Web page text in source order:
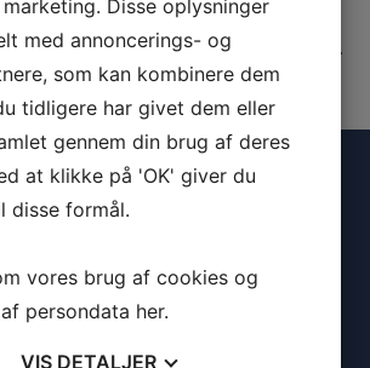
også sende en e-mail til
– vi besvarer hurtigst muligt.
AF
SMÅT
dig til os med en
hvis du efterspørger ordentligt
Disse oplysninger
med annoncerings- og
som kan kombinere dem
tidligere har givet dem eller
gennem din brug af deres
at klikke på 'OK' giver du
disse formål.
vores brug af cookies og
persondata her.
VIS DETALJER